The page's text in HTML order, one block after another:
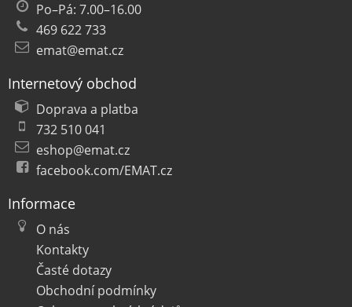
Po–Pá: 7.00–16.00
469 622 733
emat@emat.cz
Internetový obchod
Doprava a platba
732 510 041
eshop@emat.cz
facebook.com/EMAT.cz
Informace
O nás
Kontakty
Časté dotazy
Obchodní podmínky